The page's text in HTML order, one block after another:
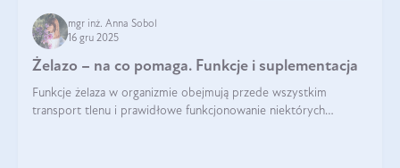
mgr inż. Anna Sobol
16 gru 2025
Żelazo – na co pomaga. Funkcje i suplementacja
Funkcje żelaza w organizmie obejmują przede wszystkim
transport tlenu i prawidłowe funkcjonowanie niektórych